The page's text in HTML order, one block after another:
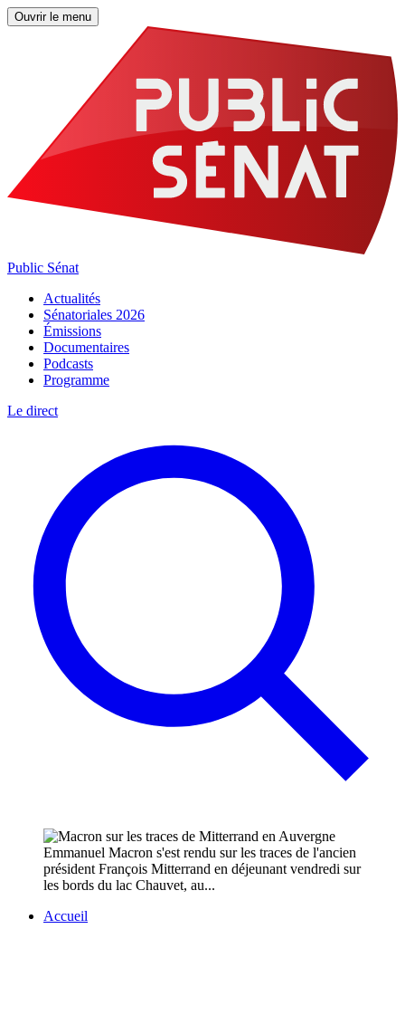
Ouvrir le menu
Public Sénat
Actualités
Sénatoriales 2026
Émissions
Documentaires
Podcasts
Programme
Le direct
Emmanuel Macron s'est rendu sur les traces de l'ancien
président François Mitterrand en déjeunant vendredi sur
les bords du lac Chauvet, au...
Accueil